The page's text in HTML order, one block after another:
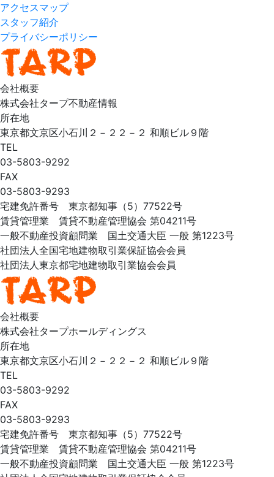
アクセスマップ
スタッフ紹介
プライバシーポリシー
会社概要
株式会社タープ不動産情報
所在地
東京都文京区小石川２－２２－２ 和順ビル９階
TEL
03-5803-9292
FAX
03-5803-9293
宅建免許番号 東京都知事（5）77522号
賃貸管理業 賃貸不動産管理協会 第04211号
一般不動産投資顧問業 国土交通大臣 一般 第1223号
社団法人全国宅地建物取引業保証協会会員
社団法人東京都宅地建物取引業協会会員
会社概要
株式会社タープホールディングス
所在地
東京都文京区小石川２－２２－２ 和順ビル９階
TEL
03-5803-9292
FAX
03-5803-9293
宅建免許番号 東京都知事（5）77522号
賃貸管理業 賃貸不動産管理協会 第04211号
一般不動産投資顧問業 国土交通大臣 一般 第1223号